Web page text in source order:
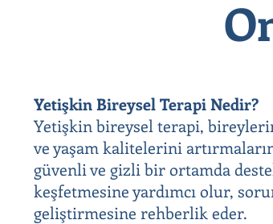
Yetişkin Bireysel Terapi Nedir?
Yetişkin bireysel terapi,
ve yaşam kalitelerini
güvenli ve gizli bir ortamda
keşfetmesine yardımcı olur,
geliştirmesine rehberlik eder.